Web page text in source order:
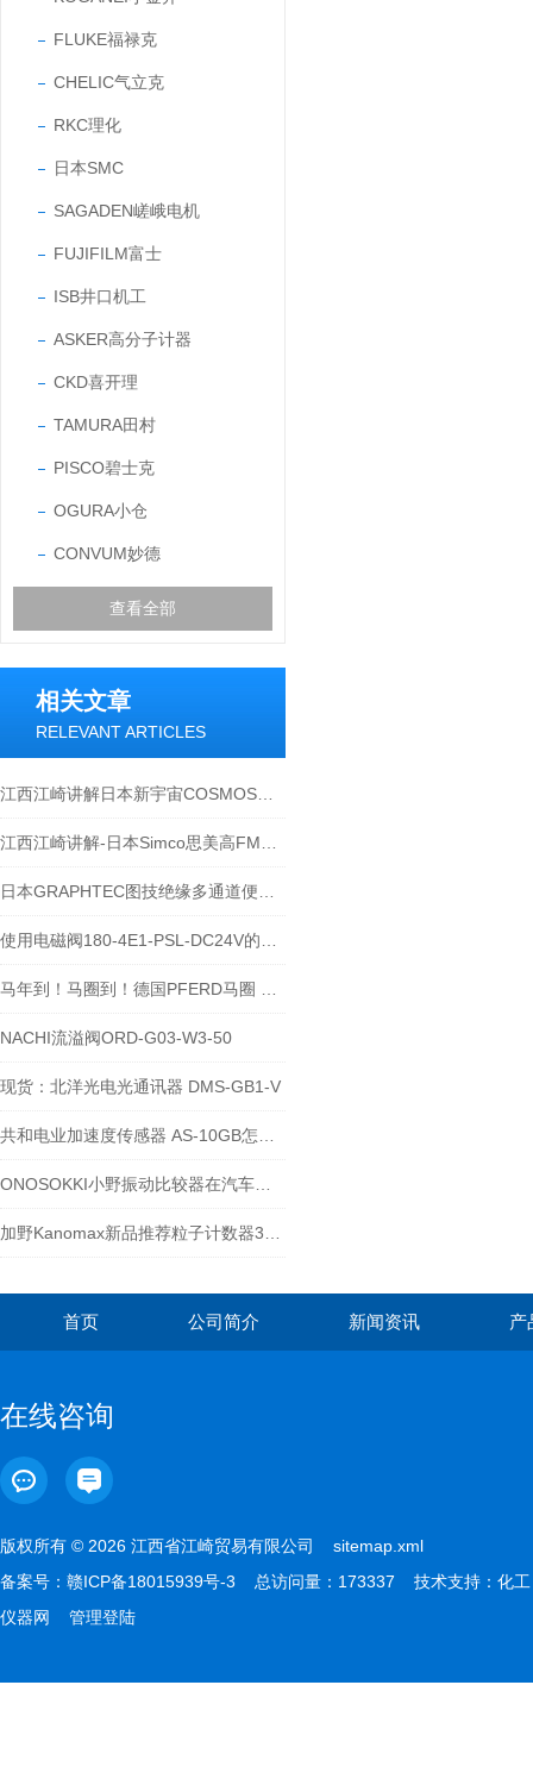
FLUKE福禄克
CHELIC气立克
RKC理化
日本SMC
SAGADEN嵯峨电机
FUJIFILM富士
ISB井口机工
ASKER高分子计器
CKD喜开理
TAMURA田村
PISCO碧士克
OGURA小仓
CONVUM妙德
查看全部
相关文章
RELEVANT ARTICLES
NACHI流溢阀ORD-G03-W3-50
现货：北洋光电光通讯器 DMS-GB1-V
首页 公司简介 新闻资讯 产
在线咨询
版权所有 © 2026 江西省江崎贸易有限公司 sitemap.xml
备案号： 赣ICP备18015939号-3 总访问量：173337 技术支持： 化工
仪器网
管理登陆